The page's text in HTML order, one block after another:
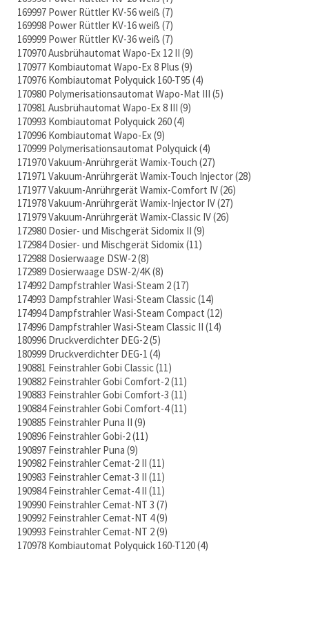
169997 Power Rüttler KV-56 weiß 7
169998 Power Rüttler KV-16 weiß 7
169999 Power Rüttler KV-36 weiß 7
170970 Ausbrühautomat Wapo-Ex 12 II 9
170977 Kombiautomat Wapo-Ex 8 Plus 9
170976 Kombiautomat Polyquick 160-T95 4
170980 Polymerisationsautomat Wapo-Mat III 5
170981 Ausbrühautomat Wapo-Ex 8 III 9
170993 Kombiautomat Polyquick 260 4
170996 Kombiautomat Wapo-Ex 9
170999 Polymerisationsautomat Polyquick 4
171970 Vakuum-Anrührgerät Wamix-Touch 27
171971 Vakuum-Anrührgerät Wamix-Touch Injector 28
171977 Vakuum-Anrührgerät Wamix-Comfort IV 26
171978 Vakuum-Anrührgerät Wamix-Injector IV 27
171979 Vakuum-Anrührgerät Wamix-Classic IV 26
172980 Dosier- und Mischgerät Sidomix II 9
172984 Dosier- und Mischgerät Sidomix 11
172988 Dosierwaage DSW-2 8
172989 Dosierwaage DSW-2/4K 8
174992 Dampfstrahler Wasi-Steam 2 17
174993 Dampfstrahler Wasi-Steam Classic 14
174994 Dampfstrahler Wasi-Steam Compact 12
174996 Dampfstrahler Wasi-Steam Classic II 14
180996 Druckverdichter DEG-2 5
180999 Druckverdichter DEG-1 4
190881 Feinstrahler Gobi Classic 11
190882 Feinstrahler Gobi Comfort-2 11
190883 Feinstrahler Gobi Comfort-3 11
190884 Feinstrahler Gobi Comfort-4 11
190885 Feinstrahler Puna II 9
190896 Feinstrahler Gobi-2 11
190897 Feinstrahler Puna 9
190982 Feinstrahler Cemat-2 II 11
190983 Feinstrahler Cemat-3 II 11
190984 Feinstrahler Cemat-4 II 11
190990 Feinstrahler Cemat-NT 3 7
190992 Feinstrahler Cemat-NT 4 9
190993 Feinstrahler Cemat-NT 2 9
170978 Kombiautomat Polyquick 160-T120 4